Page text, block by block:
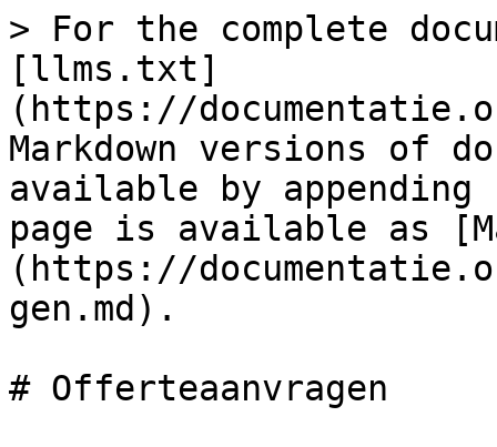
> For the complete
[llms.txt]
(https://
Markdown versions of
available by
page is available as
(https://
gen.md).
# Offerteaanvragen